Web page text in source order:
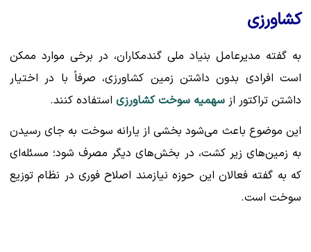
کشاورزی
به گفته مدیرعامل بنیاد ملی گندمکاران، در برخی موارد ممکن
است افرادی بدون داشتن زمین کشاورزی، صرفاً با در اختیار
داشتن تراکتور از سهمیه سوخت کشاورزی استفاده کنند.
این موضوع باعث می‌شود بخشی از یارانه سوخت به جای رسیدن
به زمین‌های زیر کشت، در بخش‌های دیگر مصرف شود؛ مسئله‌ای
که به گفته فعالان این حوزه نیازمند اصلاح فوری در نظام توزیع
سوخت است.